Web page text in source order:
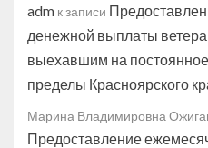
adm к записи
денежной выплаты
выехавшим на
пределы Красноярского
Марина Владимировна
Предоставление